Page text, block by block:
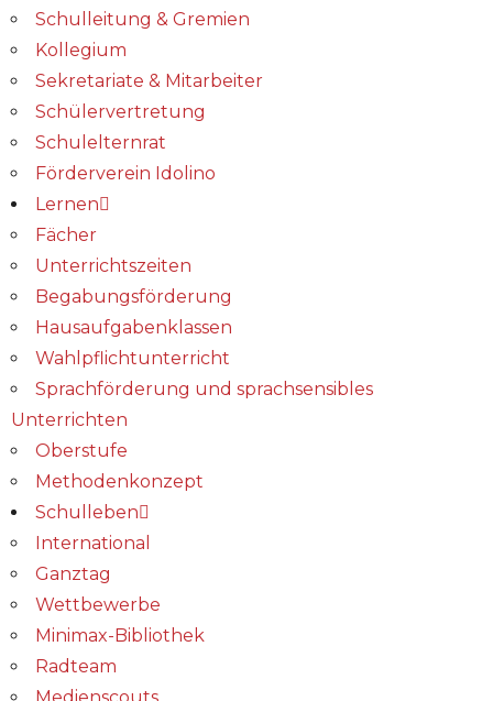
Schulleitung & Gremien
Kollegium
Sekretariate & Mitarbeiter
Schülervertretung
Schulelternrat
Förderverein Idolino
Lernen
Fächer
Unterrichtszeiten
Begabungs­förderung
Hausaufgabenklassen
Wahlpflichtunterricht
Sprachförderung und sprachsensibles
Unterrichten
Oberstufe
Methodenkonzept
Schulleben
International
Ganztag
Wettbewerbe
Minimax-Bibliothek​
Radteam